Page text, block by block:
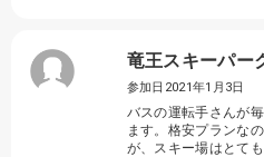
竜王スキーパー
参加日2021年1月3日
バスの運転手さんが
ます。格安プランな
が、スキー場はとても